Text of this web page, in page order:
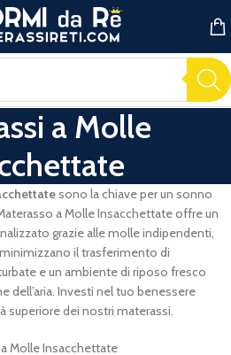
a Molle
sono la chiave per un sonno
a Molle Insacchettate offre un
grazie alle molle indipendenti,
il trasferimento di
e un ambiente di riposo fresco
dell’aria. Investi nel tuo benessere
superiore dei nostri materassi.
Molle Insacchettate